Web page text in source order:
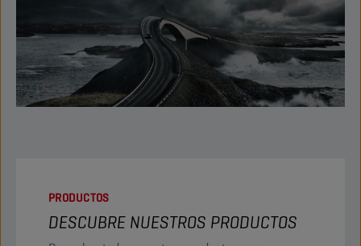
PRODUCTOS
DESCUBRE NUESTROS PRODUCTOS